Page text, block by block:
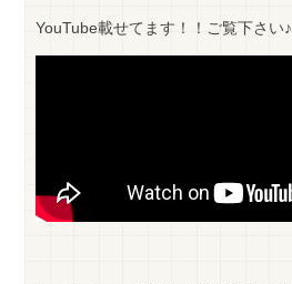
YouTube載せてます！！ご覧下さい♪